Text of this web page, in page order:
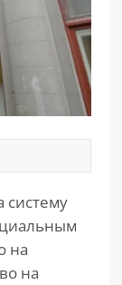
систему
на
на